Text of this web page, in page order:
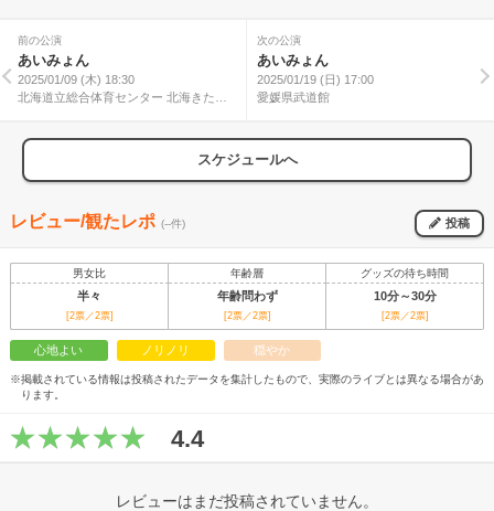
前の公演
あいみょん
2025/01/09 (木) 18:30
北海道立総合体育センター 北海きたえ
次の公演
あいみょん
2025/01/19 (日) 17:00
愛媛県武道館
スケジュールへ
レビュー/観たレポ (--件) 投稿
男女比 年齢層 グッズの待ち時間
半々 年齢問わず 10分～30分
[2票／2票] [2票／2票] [2票／2票]
心地よい ノリノリ 穏やか
※掲載されている情報は投稿されたデータを集計したもので、実際のライブとは異なる場合があ
ります。
4.4
レビューはまだ投稿されていません。